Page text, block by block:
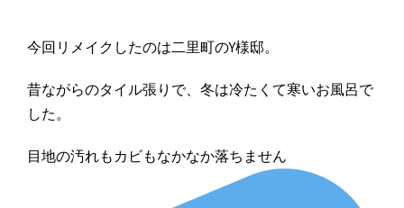
今回リメイクしたのは二里町のY様邸。
昔ながらのタイル張りで、冬は冷たくて寒いお風呂で
した。
目地の汚れもカビもなかなか落ちません